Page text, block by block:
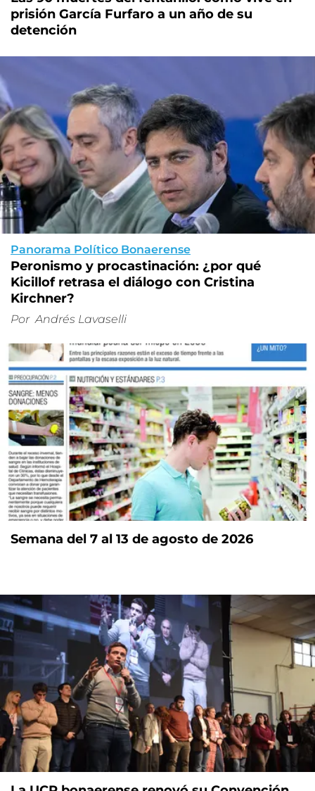
prisión García Furfaro a un año de su
detención
Panorama Político Bonaerense
Peronismo y procastinación: ¿por qué
Kicillof retrasa el diálogo con Cristina
Kirchner?
Por Andrés Lavaselli
Semana del 7 al 13 de agosto de 2026